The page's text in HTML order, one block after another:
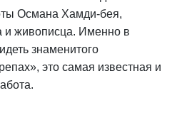
Османа Хамди-бея,
и живописца. Именно в
знаменитого
это самая известная и